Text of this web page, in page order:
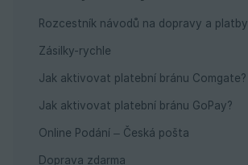
Rozcestník návodů na dopravy a platby
Zásilky-rychle
Jak aktivovat platební bránu Comgate?
Jak aktivovat platební bránu GoPay?
Online Podání – Česká pošta
Doprava zdarma